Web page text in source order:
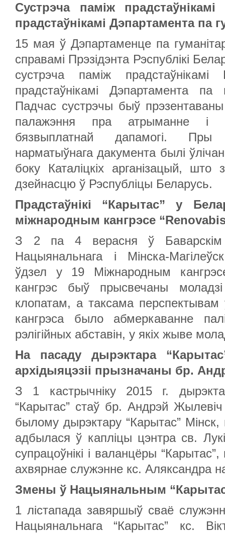
Сустрэча паміж прадстаўнікамі
прадстаўнікамі Дэпартамента па
15 мая ў Дэпартаменце па
справамі Прэзідэнта Рэспублікі
сустрэча паміж прадстаўнікамі
прадстаўнікамі Дэпартамента па
Падчас сустрэчы быў прэзентаваны
палажэння пра атрыманне і
бязвыплатнай дапамогі. Пры
нарматыўнага дакумента былі
боку Каталіцкіх арганізацый,
дзейнасцю ў Рэспубліцы Беларусь.
Прадстаўнікі “Карытас” у
міжнародным кангрэсе
З 2 па 4 верасня ў Баварскім
Нацыянальнага і Мінска-
ўдзел у 19 Міжнародным
кангрэс быў прысвечаны
клопатам, а таксама
кангрэса было абмеркаванне
рэлігійных абставін, у якіх жыве
На пасаду дырэктара
архідыяцэзіі прызначаны бр.
З 1 кастрычніку 2015 г.
“Карытас” стаў бр. Андрэй
былому дырэктару “Карытас”
адбылася ў капліцы цэнтра св.
супрацоўнікі і валанцёры
ахвярнае служэнне кс. Аляксандра
Змены ў Нацыянальным
1 лістапада завяршыў сваё
Нацыянальнага “Карытас” кс.